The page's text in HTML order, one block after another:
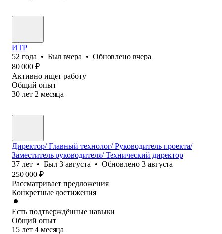
ИТР
52 года • Был вчера • Обновлено вчера
80 000 ₽
Активно ищет работу
Общий опыт
30 лет 2 месяца
Директор/ Главный технолог/ Руководитель проекта/
Заместитель руководителя/ Технический директор
37 лет • Был 3 августа • Обновлено 3 августа
250 000 ₽
Рассматривает предложения
Конкретные достижения
Есть подтверждённые навыки
Общий опыт
15 лет 4 месяца